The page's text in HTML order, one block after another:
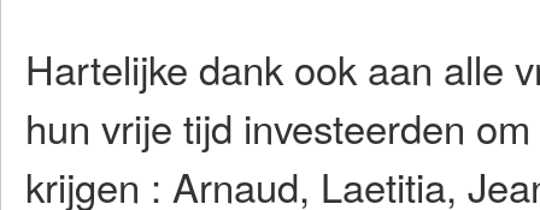
Hartelijke dank ook aan alle
hun vrije tijd investeerden
krijgen : Arnaud, Laetitia,